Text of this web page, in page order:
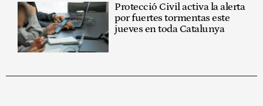
Protecció Civil activa la alerta
por fuertes tormentas este
jueves en toda Catalunya